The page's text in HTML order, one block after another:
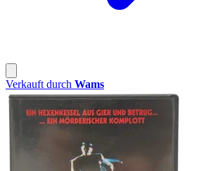
Verkauft durch Wams